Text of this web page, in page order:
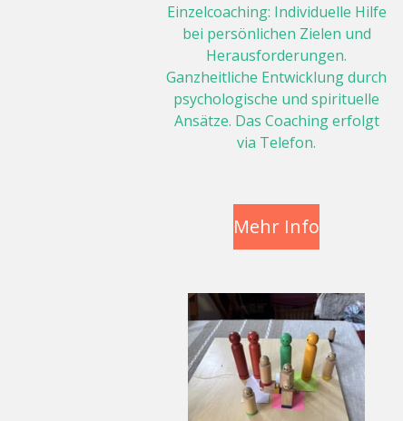
Einzelcoaching: Individuelle Hilfe
bei persönlichen Zielen und
Herausforderungen.
Ganzheitliche Entwicklung durch
psychologische und spirituelle
Ansätze. Das Coaching erfolgt
via Telefon.
Mehr Info